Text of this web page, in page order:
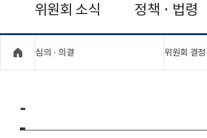
보
보
위
위원회 소식 정책 · 법령
심의 · 의결 위원회 결정
-